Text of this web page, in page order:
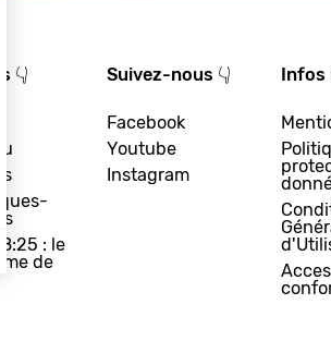
👇
: le
de
Suivez-nous 👇
Facebook
Youtube
Instagram
Infos